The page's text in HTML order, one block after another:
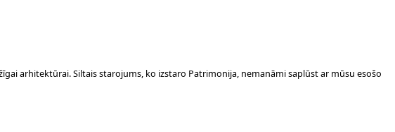
arhitektūrai. Siltais starojums, ko izstaro Patrimonija, nemanāmi saplūst ar mūsu esošo